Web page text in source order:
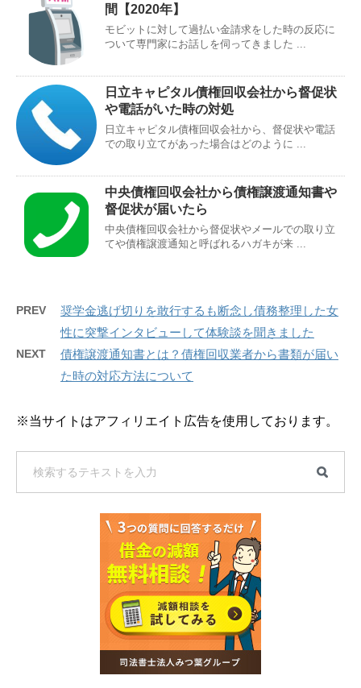
間【2020年】
モビットに対して過払い金請求をした時の反応に
ついて専門家にお話しを伺ってきました ...
日立キャピタル債権回収会社から督促状
や電話がいた時の対処
日立キャピタル債権回収会社から、督促状や電話
での取り立てがあった場合はどのように ...
中央債権回収会社から債権譲渡通知書や
督促状が届いたら
中央債権回収会社から督促状やメールでの取り立
てや債権譲渡通知と呼ばれるハガキが来 ...
PREV
奨学金逃げ切りを敢行するも断念し債務整理した女
性に突撃インタビューして体験談を聞きました
NEXT
債権譲渡通知書とは？債権回収業者から書類が届い
た時の対応方法について
※当サイトはアフィリエイト広告を使用しております。